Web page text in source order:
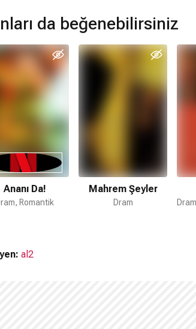
da beğenebilirsiniz
Ananı Da!
Romantik
Mahrem Şeyler
Dram
al2